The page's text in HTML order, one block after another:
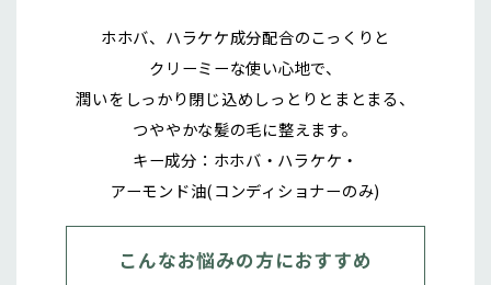
ホホバ、ハラケケ成分配合のこっくりと
クリーミーな使い心地で、
潤いをしっかり閉じ込めしっとりとまとまる、
つややかな髪の毛に整えます。
キー成分：ホホバ・ハラケケ・
アーモンド油(コンディショナーのみ)
こんなお悩みの方におすすめ